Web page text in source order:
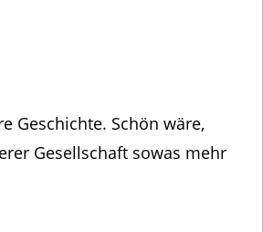
Geschichte. Schön wäre,
Gesellschaft sowas mehr